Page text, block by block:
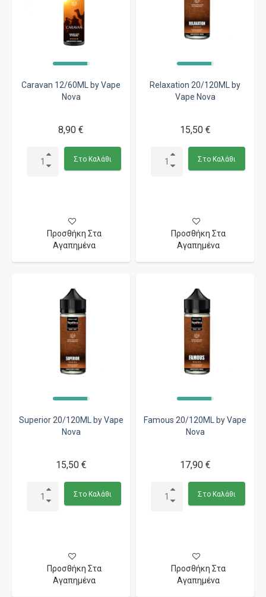
Caravan 12/60ML by Vape
Nova
8,90 €
Στο Καλάθι
Προσθήκη Στα
Αγαπημένα
Relaxation 20/120ML by
Vape Nova
15,50 €
Στο Καλάθι
Προσθήκη Στα
Αγαπημένα
Superior 20/120ML by Vape
Nova
15,50 €
Στο Καλάθι
Προσθήκη Στα
Αγαπημένα
Famous 20/120ML by Vape
Nova
17,90 €
Στο Καλάθι
Προσθήκη Στα
Αγαπημένα